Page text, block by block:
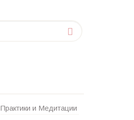
Практики и Медитации